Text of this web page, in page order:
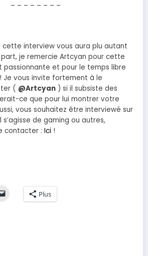
– – – – – – – –
cette interview vous aura plu autant
part, je remercie Artcyan pour cette
passionnante et pour le temps libre
Je vous invite fortement à le
( @Artcyan ) si il subsiste des
ce que pour lui montrer votre
vous souhaitez être interviewé sur
s’agisse de gaming ou autres,
contacter : Ici !
Plus